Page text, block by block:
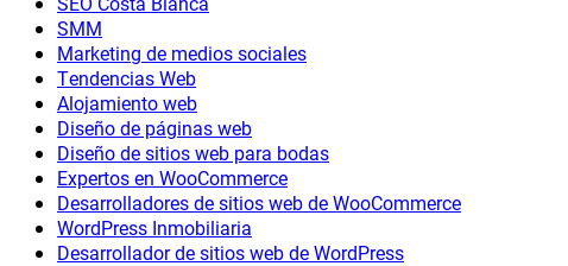
SMM
Marketing de medios sociales
Tendencias Web
Alojamiento web
Diseño de páginas web
Diseño de sitios web para bodas
Expertos en WooCommerce
Desarrolladores de sitios web de WooCommerce
WordPress Inmobiliaria
Desarrollador de sitios web de WordPress